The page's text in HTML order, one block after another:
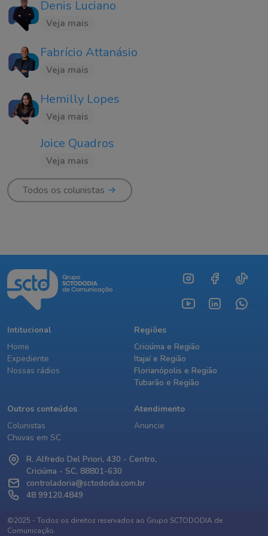
Denis Luciano
Veja mais
Fabrício Attanásio
Veja mais
Hemilly Lopes
Veja mais
Joice Quadros
Veja mais
Todos os colunistas
Intitucional
Home
Expediente
Nossas rádios
Regiões
Criciúma e Região
Itajaí e Região
Florianópolis e Região
Tubarão e Região
Outros conteúdos
Colunistas
Chuvas em SC
Atendimento
Anuncie
R. Alfredo Del Priori, 430 - Centro,
Criciúma - SC, 88801-630
controladoria@sctododia.com.br
48 99120.4849
©2025 - Todos os direitos reservados ao Grupo SCTODODIA de
Comunicação.